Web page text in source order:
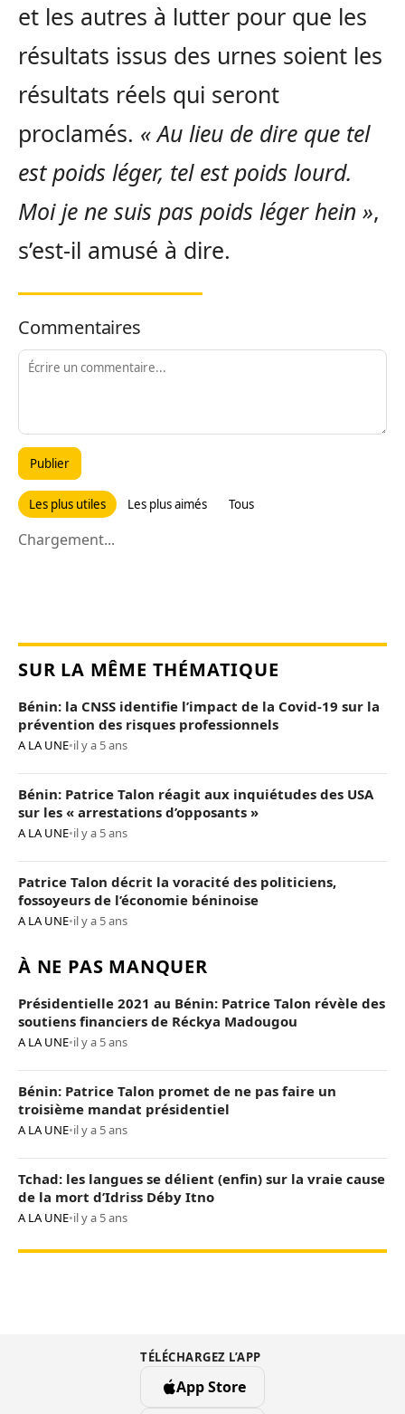
et les autres à lutter pour que les
résultats issus des urnes soient les
résultats réels qui seront
proclamés. « Au lieu de dire que tel
est poids léger, tel est poids lourd.
Moi je ne suis pas poids léger hein »,
s’est-il amusé à dire.
Commentaires
Publier
Les plus utiles Les plus aimés Tous
Chargement...
SUR LA MÊME THÉMATIQUE
Bénin: la CNSS identifie l’impact de la Covid-19 sur la
prévention des risques professionnels
A LA UNE•il y a 5 ans
Bénin: Patrice Talon réagit aux inquiétudes des USA
sur les « arrestations d’opposants »
A LA UNE•il y a 5 ans
Patrice Talon décrit la voracité des politiciens,
fossoyeurs de l’économie béninoise
A LA UNE•il y a 5 ans
À NE PAS MANQUER
Présidentielle 2021 au Bénin: Patrice Talon révèle des
soutiens financiers de Réckya Madougou
A LA UNE•il y a 5 ans
Bénin: Patrice Talon promet de ne pas faire un
troisième mandat présidentiel
A LA UNE•il y a 5 ans
Tchad: les langues se délient (enfin) sur la vraie cause
de la mort d’Idriss Déby Itno
A LA UNE•il y a 5 ans
TÉLÉCHARGEZ L’APP
App Store